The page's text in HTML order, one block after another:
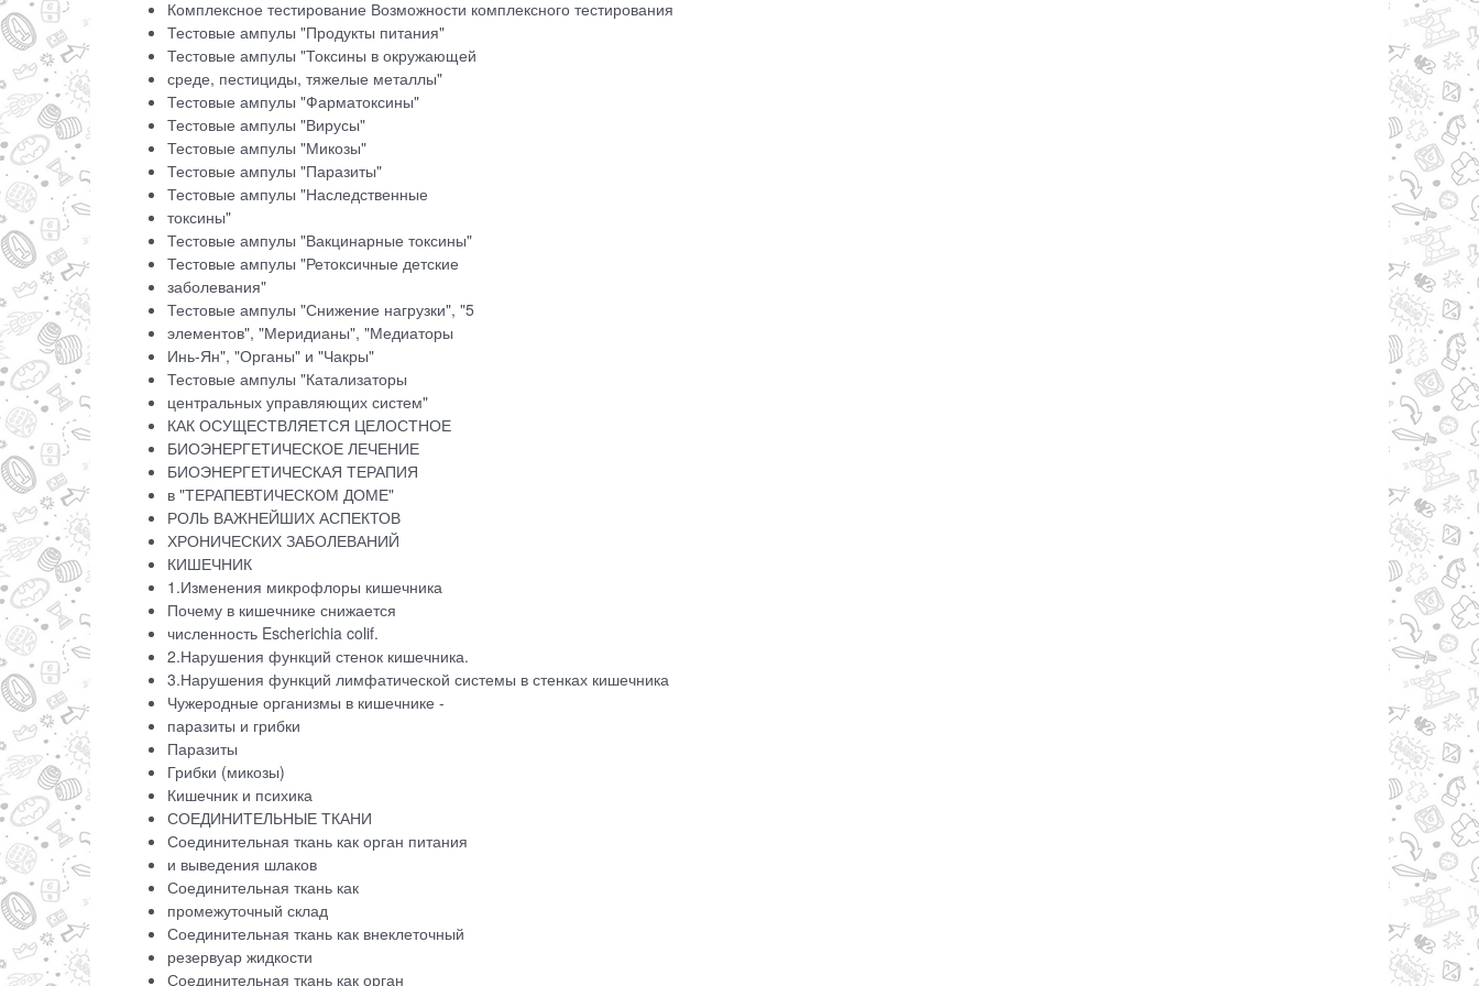
Комплексное тестирование Возможности комплексного тестирования
Тестовые ампулы "Продукты питания"
Тестовые ампулы "Токсины в окружающей
среде, пестициды, тяжелые металлы"
Тестовые ампулы "Фарматоксины"
Тестовые ампулы "Вирусы"
Тестовые ампулы "Микозы"
Тестовые ампулы "Паразиты"
Тестовые ампулы "Наследственные
токсины"
Тестовые ампулы "Вакцинарные токсины"
Тестовые ампулы "Ретоксичные детские
заболевания"
Тестовые ампулы "Снижение нагрузки", "5
элементов", "Меридианы", "Медиаторы
Инь-Ян", "Органы" и "Чакры"
Тестовые ампулы "Катализаторы
центральных управляющих систем"
КАК ОСУЩЕСТВЛЯЕТСЯ ЦЕЛОСТНОЕ
БИОЭНЕРГЕТИЧЕСКОЕ ЛЕЧЕНИЕ
БИОЭНЕРГЕТИЧЕСКАЯ ТЕРАПИЯ
в "ТЕРАПЕВТИЧЕСКОМ ДОМЕ"
РОЛЬ ВАЖНЕЙШИХ АСПЕКТОВ
ХРОНИЧЕСКИХ ЗАБОЛЕВАНИЙ
КИШЕЧНИК
1.Изменения микрофлоры кишечника
Почему в кишечнике снижается
численность Escherichia colif.
2.Нарушения функций стенок кишечника.
3.Нарушения функций лимфатической системы в стенках кишечника
Чужеродные организмы в кишечнике -
паразиты и грибки
Паразиты
Грибки (микозы)
Кишечник и психика
СОЕДИНИТЕЛЬНЫЕ ТКАНИ
Соединительная ткань как орган питания
и выведения шлаков
Соединительная ткань как
промежуточный склад
Соединительная ткань как внеклеточный
резервуар жидкости
Соединительная ткань как орган